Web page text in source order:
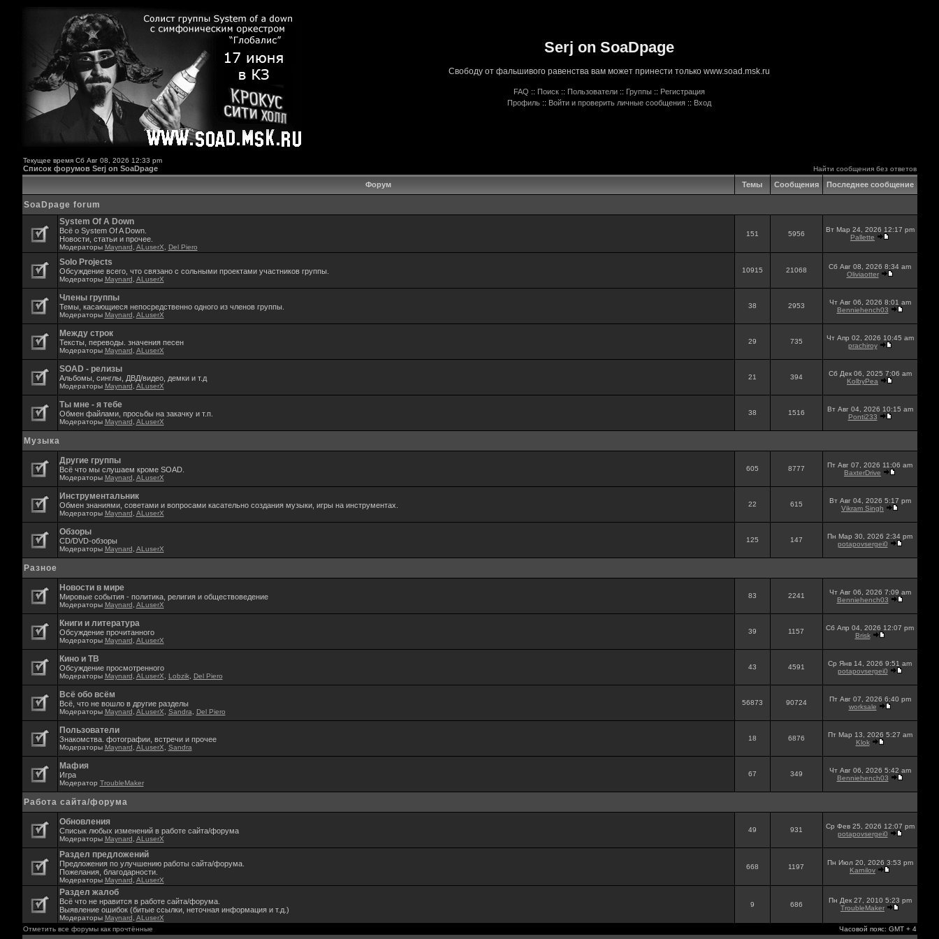
Serj on SoaDpage
Свободу от фальшивого равенства вам может принести только www.soad.msk.ru
FAQ :: Поиск :: Пользователи :: Группы :: Регистрация
Профиль :: Войти и проверить личные сообщения :: Вход
Текущее время Сб Авг 08, 2026 12:33 pm
Список форумов Serj on SoaDpage Найти сообщения без ответов
Форум Темы Сообщения Последнее сообщение
SoaDpage forum
System Of A Down
Всё о System Of A Down.
Новости, статьи и прочее.
Модераторы Maynard ALuserX Del Piero
151 5956
Вт Мар 24, 2026 12:17 pm
Pallette
Solo Projects
Обсуждение всего, что связано с сольными проектами участников группы.
Модераторы Maynard ALuserX
10915 21068
Сб Авг 08, 2026 8:34 am
Oliviaotter
Члены группы
Темы, касающиеся непосредственно одного из членов группы.
Модераторы Maynard ALuserX
38 2953
Чт Авг 06, 2026 8:01 am
Benniehench03
Между строк
Тексты, переводы. значения песен
Модераторы Maynard ALuserX
29 735
Чт Апр 02, 2026 10:45 am
prachiroy
SOAD - релизы
Альбомы, синглы, ДВД/видео, демки и т.д
Модераторы Maynard ALuserX
21 394
Сб Дек 06, 2025 7:06 am
KolbyPea
Ты мне - я тебе
Обмен файлами, просьбы на закачку и т.п.
Модераторы Maynard ALuserX
38 1516
Вт Авг 04, 2026 10:15 am
Ponti233
Музыка
Другие группы
Всё что мы слушаем кроме SOAD.
Модераторы Maynard ALuserX
605 8777
Пт Авг 07, 2026 11:06 am
BaxterDrive
Инструментальник
Обмен знаниями, советами и вопросами касательно создания музыки, игры на инструментах.
Модераторы Maynard ALuserX
22 615
Вт Авг 04, 2026 5:17 pm
Vikram Singh
Обзоры
CD/DVD-обзоры
Модераторы Maynard ALuserX
125 147
Пн Мар 30, 2026 2:34 pm
potapovsergei0
Разное
Новости в мире
Мировые события - политика, религия и обществоведение
Модераторы Maynard ALuserX
83 2241
Чт Авг 06, 2026 7:09 am
Benniehench03
Книги и литература
Обсуждение прочитанного
Модераторы Maynard ALuserX
39 1157
Сб Апр 04, 2026 12:07 pm
Brisk
Кино и ТВ
Обсуждение просмотренного
Модераторы Maynard ALuserX Lobzik, Del Piero
43 4591
Ср Янв 14, 2026 9:51 am
potapovsergei0
Всё обо всём
Всё, что не вошло в другие разделы
Модераторы Maynard ALuserX Sandra Del Piero
56873 90724
Пт Авг 07, 2026 6:40 pm
worksale
Пользователи
Знакомства. фотографии, встречи и прочее
Модераторы Maynard ALuserX Sandra
18 6876
Пт Мар 13, 2026 5:27 am
Klok
Мафия
Игра
Модератор TroubleMaker
67 349
Чт Авг 06, 2026 5:42 am
Benniehench03
Работа сайта/форума
Обновления
Списык любых изменений в работе сайта/форума
Модераторы Maynard ALuserX
49 931
Ср Фев 25, 2026 12:07 pm
potapovsergei0
Раздел предложений
Предложения по улучшению работы сайта/форума.
Пожелания, благодарности.
Модераторы Maynard ALuserX
668 1197
Пн Июл 20, 2026 3:53 pm
Karnilov
Раздел жалоб
Всё что не нравится в работе сайта/форума.
Выявление ошибок (битые ссылки, неточная информация и т.д.)
Модераторы Maynard ALuserX
9 686
Пн Дек 27, 2010 5:23 pm
TroubleMaker
Отметить все форумы как прочтённые Часовой пояс: GMT + 4